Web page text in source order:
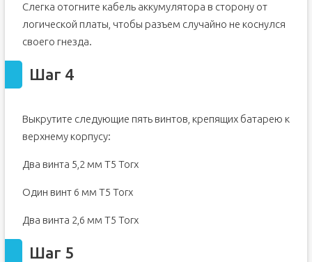
Слегка отогните кабель аккумулятора в сторону от
логической платы, чтобы разъем случайно не коснулся
своего гнезда.
Шаг 4
Выкрутите следующие пять винтов, крепящих батарею к
верхнему корпусу:
Два винта 5,2 мм T5 Torx
Один винт 6 мм T5 Torx
Два винта 2,6 мм T5 Torx
Шаг 5